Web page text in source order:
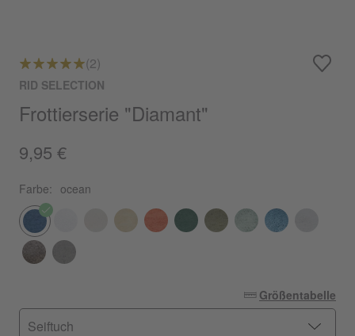
(2)
RID SELECTION
Frottierserie "Diamant"
9,95 €
Farbe: ocean
Größentabelle
Seiftuch